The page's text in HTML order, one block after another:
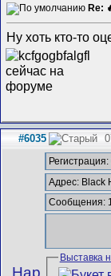
Re:
Ну хоть кто-то
#6035
Адрес: Black
Сообщения:
Выставка